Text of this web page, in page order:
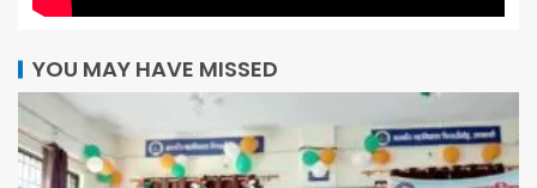
YOU MAY HAVE MISSED